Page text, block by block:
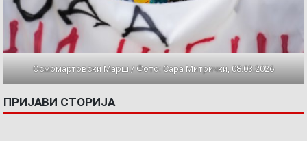
Осмомартовски Марш / Фото: Сара Митрички, 08.03.2026
ПРИЈАВИ СТОРИЈА